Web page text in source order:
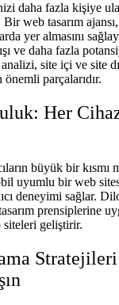
daha fazla kişiye
web tasarım
yer almasını
ve daha fazla
site içi ve site
önemli parçalarıdır.
Her
büyük bir kısmı
uyumlu bir web
deneyimi sağlar.
prensiplerine
siteleri geliştirir.